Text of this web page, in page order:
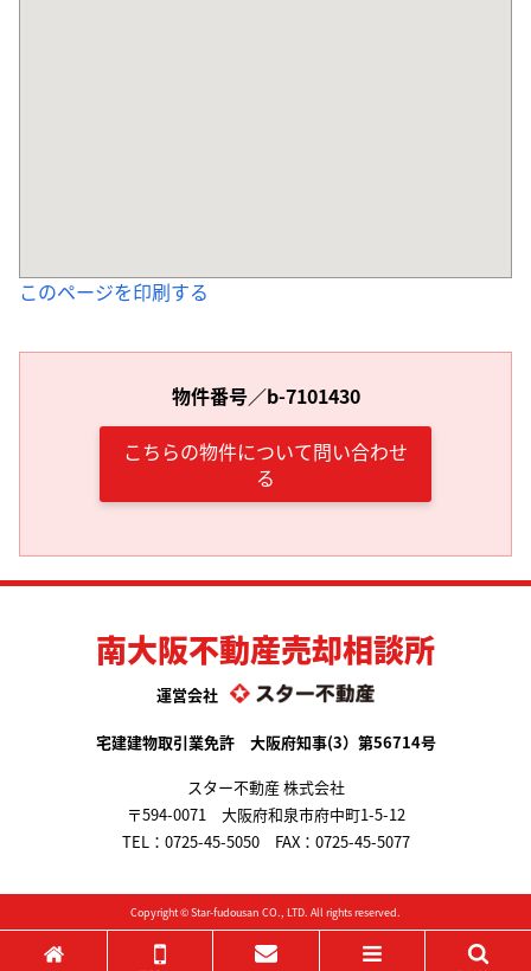
このページを印刷する
物件番号／b-7101430
こちらの物件について問い合わせ
る
南大阪不動産売却相談所
運営会社
宅建建物取引業免許 大阪府知事(3）第56714号
スター不動産 株式会社
〒594-0071 大阪府和泉市府中町1-5-12
TEL： 0725-45-5050 FAX：0725-45-5077
Copyright ©Star-fudousan CO., LTD. All rights reserved.
ホーム 電話する メールする メニュー